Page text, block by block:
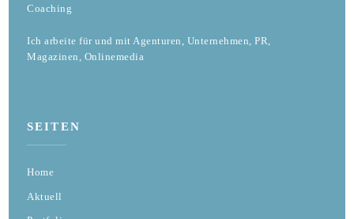
Coaching
Ich arbeite für und mit Agenturen, Unternehmen, PR,
Magazinen, Onlinemedia
SEITEN
Home
Aktuell